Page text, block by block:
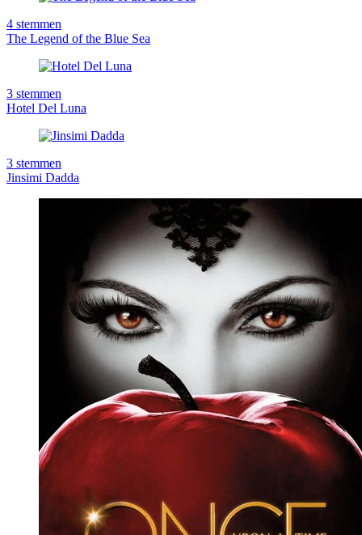
4 stemmen
The Legend of the Blue Sea
3 stemmen
Hotel Del Luna
3 stemmen
Jinsimi Dadda